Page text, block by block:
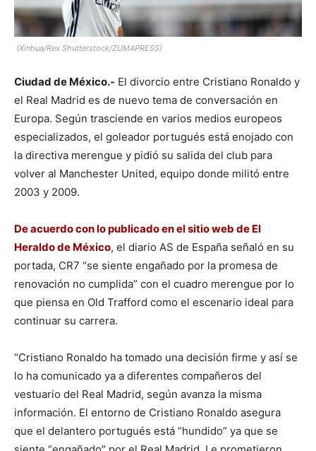
(Xinhua/Rex Shutterstock/ZUMAPRESS)
Ciudad de México.- El divorcio entre Cristiano Ronaldo y
el Real Madrid es de nuevo tema de conversación en
Europa. Según trasciende en varios medios europeos
especializados, el goleador portugués está enojado con
la directiva merengue y pidió su salida del club para
volver al Manchester United, equipo donde militó entre
2003 y 2009.
De acuerdo con lo publicado en el sitio web de El
Heraldo de México, el diario AS de España señaló en su
portada, CR7 “se siente engañado por la promesa de
renovación no cumplida” con el cuadro merengue por lo
que piensa en Old Trafford como el escenario ideal para
continuar su carrera.
“Cristiano Ronaldo ha tomado una decisión firme y así se
lo ha comunicado ya a diferentes compañeros del
vestuario del Real Madrid, según avanza la misma
información. El entorno de Cristiano Ronaldo asegura
que el delantero portugués está “hundido” ya que se